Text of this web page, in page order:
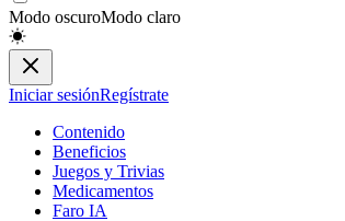
Modo oscuroModo claro
Iniciar sesiónRegístrate
Contenido
Beneficios
Juegos y Trivias
Medicamentos
Faro IA